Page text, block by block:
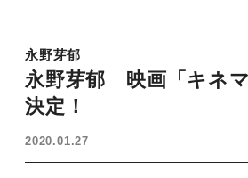
永野芽郁
永野芽郁 映画「キネ
決定！
2020.01.27